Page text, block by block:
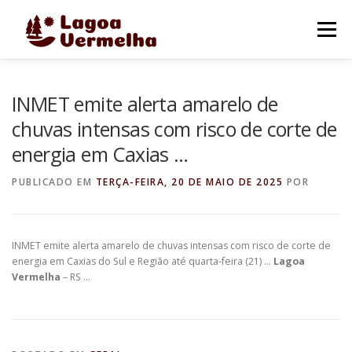
Menu
FALE CONOSCO
INMET emite alerta amarelo de
chuvas intensas com risco de corte de
energia em Caxias …
PUBLICADO EM TERÇA-FEIRA, 20 DE MAIO DE 2025 POR
INMET emite alerta amarelo de chuvas intensas com risco de corte de
energia em Caxias do Sul e Região até quarta-feira (21) … Lagoa
Vermelha – RS …